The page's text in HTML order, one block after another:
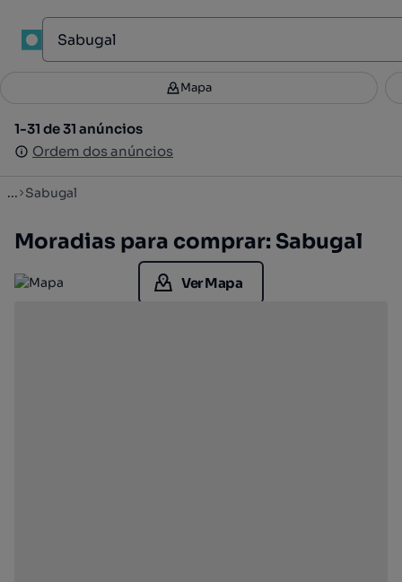
Filtros 2
1-31 de 31 anúncios
Ordem dos anúncios
Mapa
1-31 de 31 anúncios
Ordem dos anúncios
... Sabugal
Moradias para comprar: Sabugal
Ver Mapa